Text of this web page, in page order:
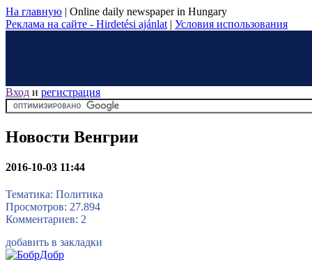
На главную | Online daily newspaper in Hungary
Реклама на сайте - Hirdetési ajánlat | Условия использования
Вход и регистрация
Новости Венгрии
2016-10-03 11:44
Тематика: Политика
Просмотров: 27.894
Комментариев: 2
добавить в закладки